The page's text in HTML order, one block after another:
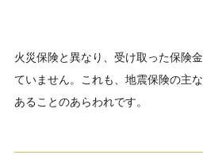
火災保険と異なり、受け取った保険
ていません。これも、地震保険の主
あることのあらわれです。